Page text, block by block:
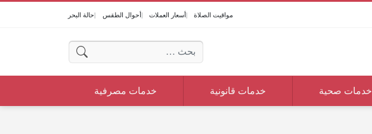
مواقيت الصلاة أسعار العملات أحوال الطقس حالة البحر
البحث عن:
خدمات صحية خدمات قانونية خدمات مصرفية